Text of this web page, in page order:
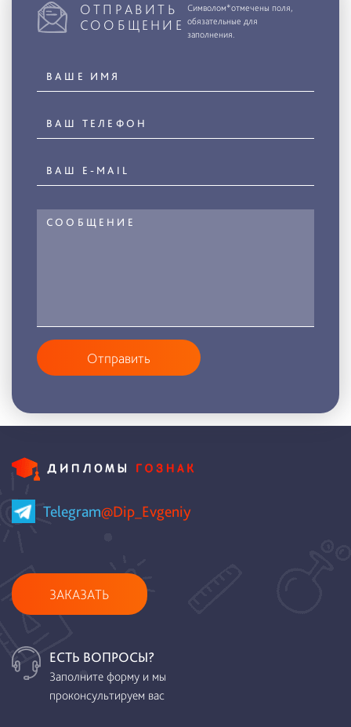
ОТПРАВИТЬ
СООБЩЕНИЕ
Символом*отмечены поля,
обязательные для
заполнения.
Отправить
Telegram@Dip_Evgeniy
ЗАКАЗАТЬ
ЕСТЬ ВОПРОСЫ?
Заполните форму и мы
проконсультируем вас